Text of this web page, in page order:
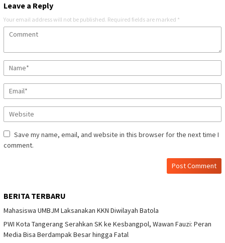
Leave a Reply
Your email address will not be published. Required fields are marked *
Save my name, email, and website in this browser for the next time I
comment.
BERITA TERBARU
Mahasiswa UMBJM Laksanakan KKN Diwilayah Batola
PWI Kota Tangerang Serahkan SK ke Kesbangpol, Wawan Fauzi: Peran
Media Bisa Berdampak Besar hingga Fatal